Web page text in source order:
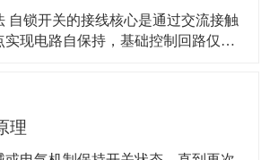
自锁开关的接线核心是通过交流接触
现电路自保持，基础控制回路仅需6
，火线（L）经熔断器后接入热继电器
连接至停
理